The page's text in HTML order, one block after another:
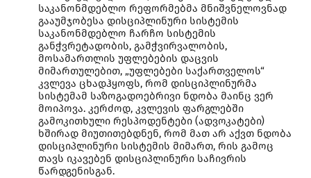
საკანონმდებლო რეფორმებმა მნიშვნელოვნად
გააუმჯობესა დისციპლინური სისტემის
საკანონმდებლო ჩარჩო სისტემის
განჭვრეტადობის, გამჭვირვალობის,
მოსამართლის უფლებების დაცვის
მიმართულებით, „უფლებები საქართველოს“
კვლევა ცხადჰყოფს, რომ დისციპლინურმა
სისტემამ საზოგადოებრივი ნდობა მაინც ვერ
მოიპოვა. კერძოდ, კვლევის ფარგლებში
გამოკითხული რესპოდენტები (ადვოკატები)
ხშირად მიუთითებდნენ, რომ მათ არ აქვთ ნდობა
დისციპლინური სისტემის მიმართ, რის გამოც
თავს იკავებენ დისციპლინური საჩივრის
წარდგენისგან.